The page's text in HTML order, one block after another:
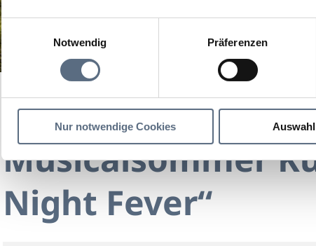
Einwilligungsauswahl
Notwendig
Präferenzen
Nur notwendige Cookies
Musicalsommer
Musicalsommer
Night Fever“